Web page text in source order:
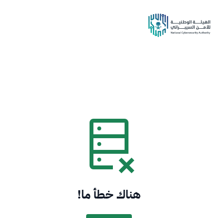
هناك خطأ ما!